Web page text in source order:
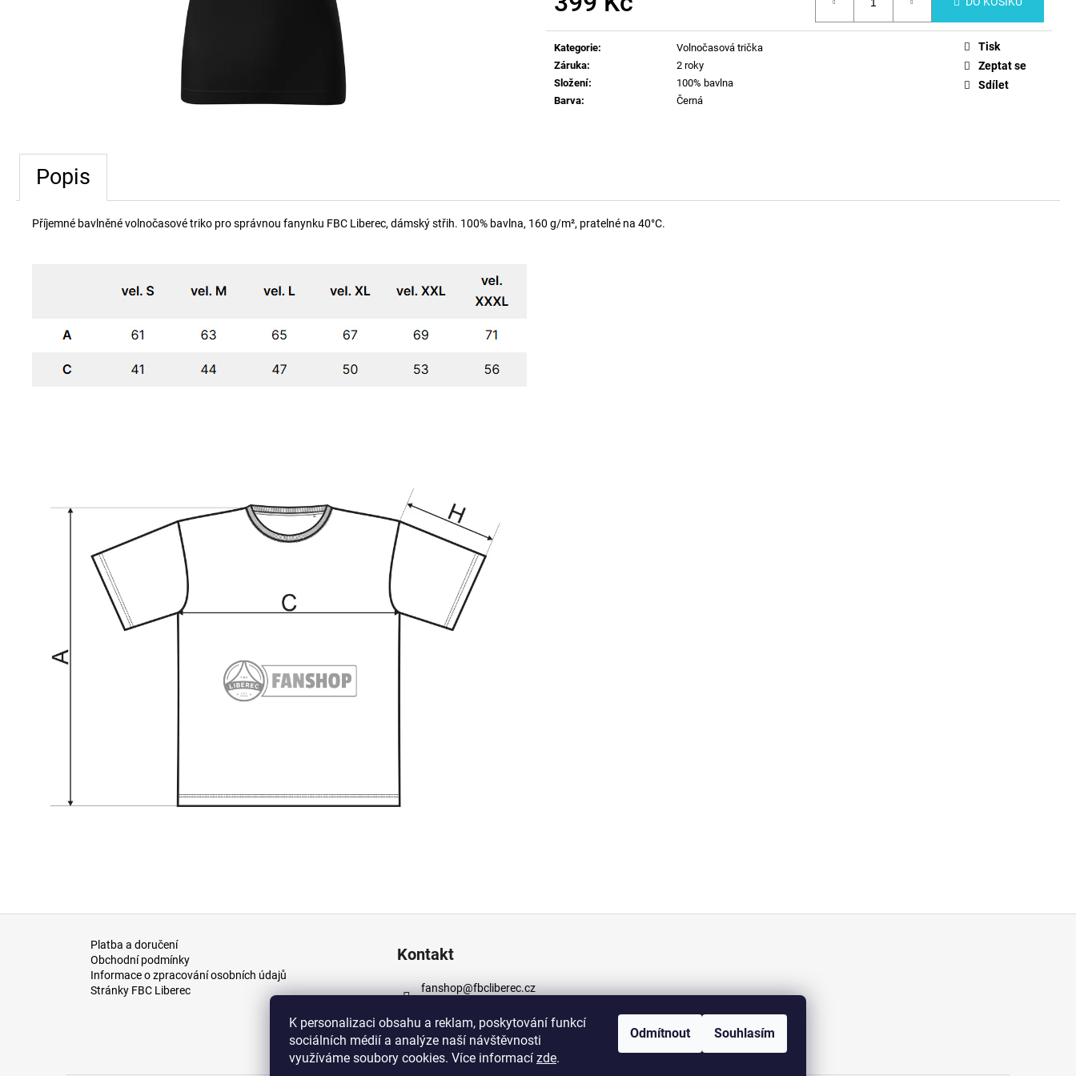
K personalizaci obsahu a reklam, poskytování funkcí
sociálních médií a analýze naší návštěvnosti
využíváme soubory cookies. Více informací zde.
Odmítnout Souhlasím
Kategorie:
Volnočasová trička
Záruka:
2 roky
Složení:
100% bavlna
Barva: Černá
Tisk
Zeptat se
Sdílet
Popis
Příjemné bavlněné volnočasové triko pro správnou fanynku FBC Liberec, dámský střih. 100% bavlna, 160 g/m², pratelné na 40°C.
Platba a doručení
Obchodní podmínky
Informace o zpracování osobních údajů
Stránky FBC Liberec
Kontakt
fanshop@fbcliberec.cz
https://www.facebook.com/fbcliberec
https://www.instagram.com/fbcliberec